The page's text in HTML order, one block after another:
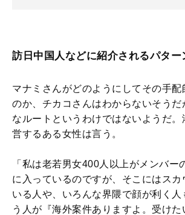
訪日中国人などに紹介されるパター
マナミさんがどのようにしてその手配
のか、チカコさんはわからないそうだ
なルートというわけではないようだ。
営するある女性は言う。
「私は老若男女400人以上がメンバー
に入っているのですが、そこにはスカ
いる人や、いろんな界隈で顔が利く人
う人が『海外案件ありますよ。受け